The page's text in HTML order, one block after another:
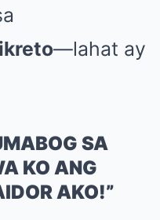
—lahat ay
SA
KO ANG
AKO!”